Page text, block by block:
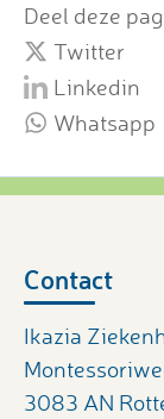
Deel deze
Twitter
Linkedin
Whatsapp
Contact
Ikazia
3083 AN